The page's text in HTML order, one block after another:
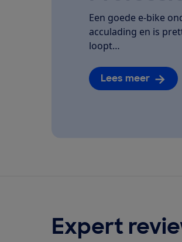
Een goede e-bike
acculading en is
loopt…
Lees meer
Expert